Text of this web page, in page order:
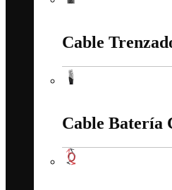
Cable
Cable Batería